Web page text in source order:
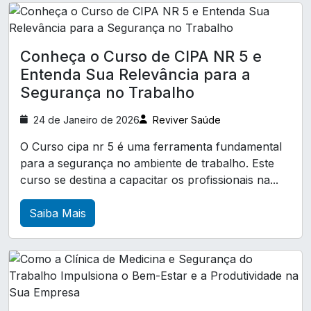
A Importância dos Exames Complementares
para Manter a Saúde e o Bem-Estar
A Relevância da Clínica de Exames Demissionais
na Promoção da Segurança e Saúde
Ocupacional
A Relevância da Clínica de Medicina e Segurança
do Trabalho para Saúde e Bem-Estar no
Ambiente Corporativo
A Relevância do Atestado de Saúde Ocupacional
para Garantir a Segurança no Trabalho
A Relevância do Exame ASO para a Saúde
Ocupacional e Bem-Estar no Trabalho
A Relevância do Exame ASO para a Saúde
Ocupacional e o Desenvolvimento Profissional
Exame Periódico Empresa
Exame admissional para empresas
Exame de audiometria
Exame de eletrocardiograma
Exames complementares ocupacionais
Laudo técnico de insalubridade
Pcmso exames complementares
Perfil profissiográfico previdenciário ppp
Treinamento CIPA
Treinamento cipa nr 5
Treinamento de brigada de incêndio
Treinamento de primeiros socorros para empresa
Conheça o Curso de CIPA NR 5 e
Entenda Sua Relevância para a
Segurança no Trabalho
24 de Janeiro de 2026 Reviver Saúde
O Curso cipa nr 5 é uma ferramenta fundamental
para a segurança no ambiente de trabalho. Este
curso se destina a capacitar os profissionais na...
Saiba Mais